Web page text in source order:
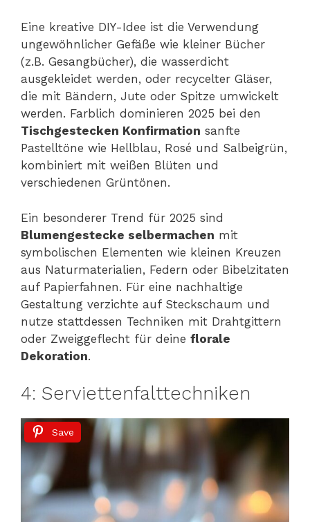
Eine kreative DIY-Idee ist die Verwendung
ungewöhnlicher Gefäße wie kleiner Bücher
(z.B. Gesangbücher), die wasserdicht
ausgekleidet werden, oder recycelter Gläser,
die mit Bändern, Jute oder Spitze umwickelt
werden. Farblich dominieren 2025 bei den
Tischgestecken Konfirmation sanfte
Pastelltöne wie Hellblau, Rosé und Salbeigrün,
kombiniert mit weißen Blüten und
verschiedenen Grüntönen.
Ein besonderer Trend für 2025 sind
Blumengestecke selbermachen mit
symbolischen Elementen wie kleinen Kreuzen
aus Naturmaterialien, Federn oder Bibelzitaten
auf Papierfahnen. Für eine nachhaltige
Gestaltung verzichte auf Steckschaum und
nutze stattdessen Techniken mit Drahtgittern
oder Zweiggeflecht für deine florale
Dekoration.
4: Serviettenfalttechniken
Save